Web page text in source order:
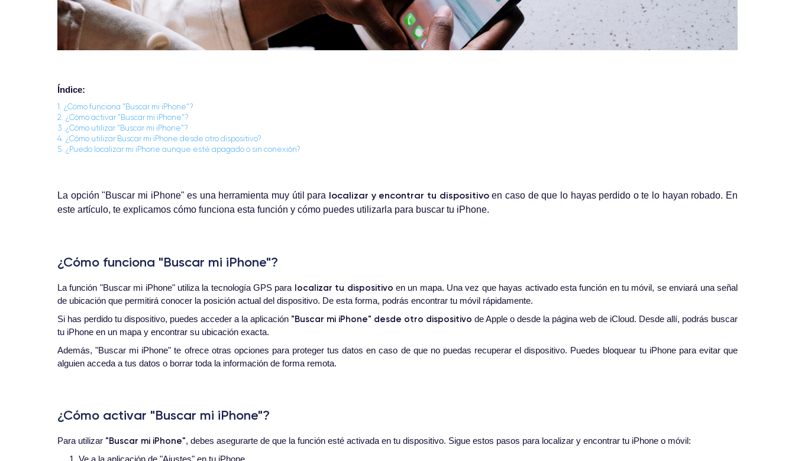
Índice:
1. ¿Cómo funciona "Buscar mi iPhone"?
2. ¿Cómo activar "Buscar mi iPhone"?
3. ¿Cómo utilizar "Buscar mi iPhone"?
4. ¿Cómo utilizar Buscar mi iPhone desde otro dispositivo?
5. ¿Puedo localizar mi iPhone aunque esté apagado o sin conexión?
La opción "Buscar mi iPhone" es una herramienta muy útil para localizar y encontrar tu dispositivoen caso de que lo hayas perdido o te lo hayan robado. En
este artículo, te explicamos cómo funciona esta función y cómo puedes utilizarla para buscar tu iPhone.
¿Cómo funciona "Buscar mi iPhone"?
La función "Buscar mi iPhone" utiliza la tecnología GPS para localizar tu dispositivo en un mapa. Una vez que hayas activado esta función en tu móvil, se enviará una señal
de ubicación que permitirá conocer la posición actual del dispositivo. De esta forma, podrás encontrar tu móvil rápidamente.
Si has perdido tu dispositivo, puedes acceder a la aplicación "Buscar mi iPhone" desde otro dispositivo de Apple o desde la página web de iCloud. Desde allí, podrás buscar
tu iPhone en un mapa y encontrar su ubicación exacta.
Además, "Buscar mi iPhone" te ofrece otras opciones para proteger tus datos en caso de que no puedas recuperar el dispositivo. Puedes bloquear tu iPhone para evitar que
alguien acceda a tus datos o borrar toda la información de forma remota.
¿Cómo activar "Buscar mi iPhone"?
Para utilizar "Buscar mi iPhone", debes asegurarte de que la función esté activada en tu dispositivo. Sigue estos pasos para localizar y encontrar tu iPhone o móvil: